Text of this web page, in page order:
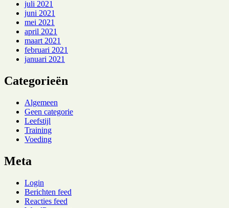
juli 2021
juni 2021
mei 2021
april 2021
maart 2021
februari 2021
januari 2021
Categorieën
Algemeen
Geen categorie
Leefstijl
Training
Voeding
Meta
Login
Berichten feed
Reacties feed